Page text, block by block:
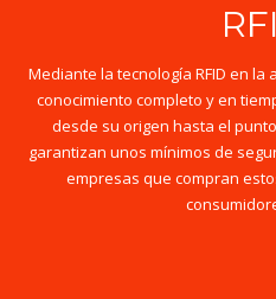
Mediante la tecnología RFID en
conocimiento completo y en
desde su origen hasta el
garantizan unos mínimos de
empresas que compran